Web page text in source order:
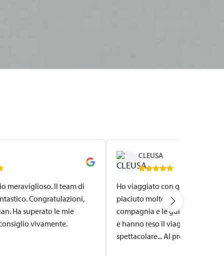
meraviglioso. Il team di
Congratulazioni,
Ha superato le mie
vivamente.
CLEUSA
Ho viaggiato con questa
piaciuto molto! La consiglio
compagnia e le guide sono
e hanno reso il viaggio ancora
spettacolare... Al prossimo